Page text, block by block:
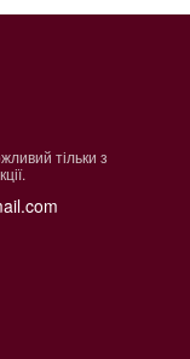
тільки з